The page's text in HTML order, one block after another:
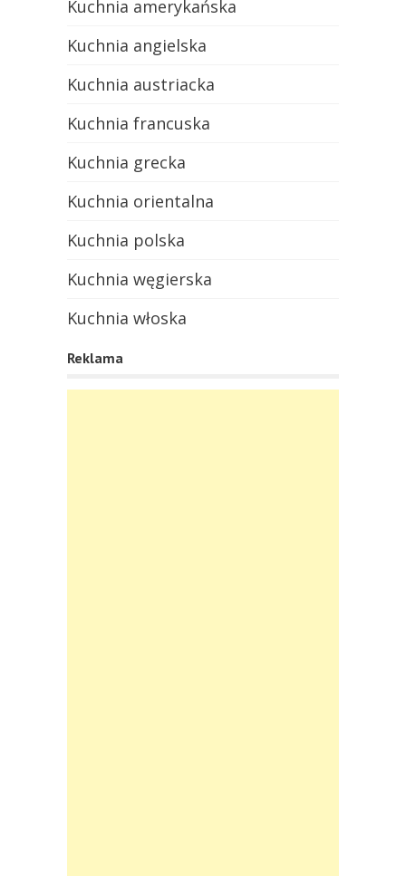
Kuchnia amerykańska
Kuchnia angielska
Kuchnia austriacka
Kuchnia francuska
Kuchnia grecka
Kuchnia orientalna
Kuchnia polska
Kuchnia węgierska
Kuchnia włoska
Reklama